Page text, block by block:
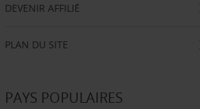
DEVENIR AFFILIÉ
PLAN DU SITE
PAYS POPULAIRES